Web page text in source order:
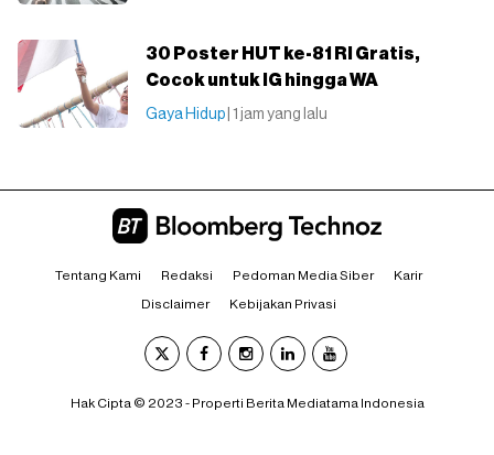
30 Poster HUT ke-81 RI Gratis,
Cocok untuk IG hingga WA
Gaya Hidup | 1 jam yang lalu
Tentang Kami Redaksi Pedoman Media Siber Karir
Disclaimer Kebijakan Privasi
Hak Cipta © 2023 - Properti Berita Mediatama Indonesia